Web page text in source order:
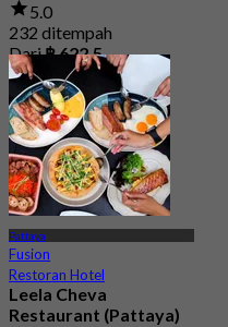
5.0
232 ditempah
Dari฿ 622.5
Pattaya
Fusion
Restoran Hotel
Leela Cheva
Restaurant (Pattaya)